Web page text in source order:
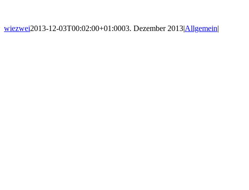
wiezwei2013-12-03T00:02:00+01:0003. Dezember 2013|Allgemein|